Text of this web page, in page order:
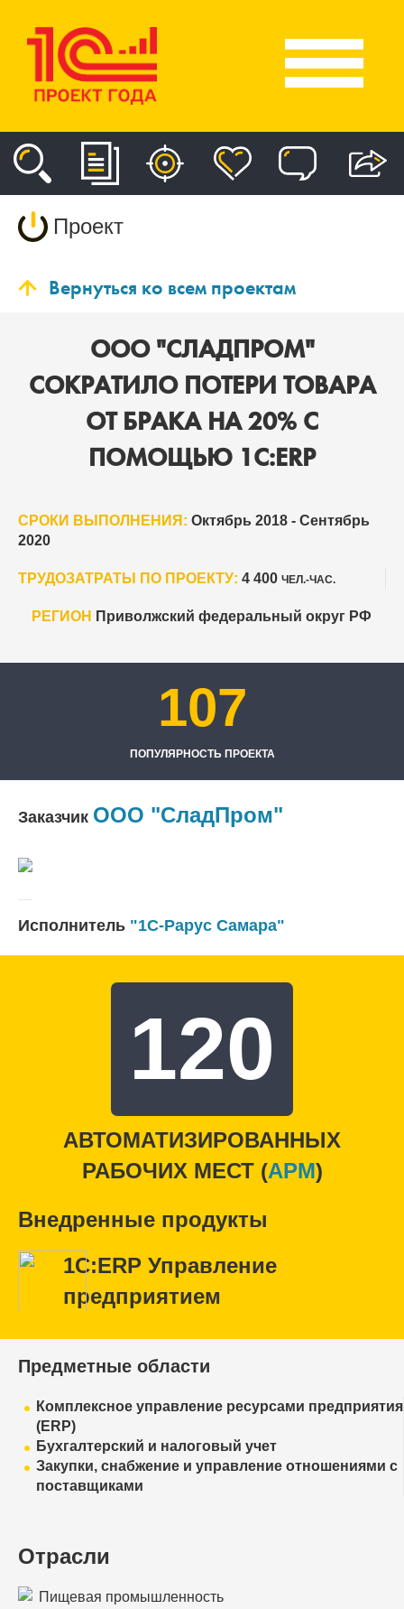
Проект
Вернуться ко всем проектам
ООО "СЛАДПРОМ"
СОКРАТИЛО ПОТЕРИ ТОВАРА
ОТ БРАКА НА 20% С
ПОМОЩЬЮ 1С:ERP
СРОКИ ВЫПОЛНЕНИЯ: Октябрь 2018 - Сентябрь
2020
ТРУДОЗАТРАТЫ ПО ПРОЕКТУ: 4 400 ЧЕЛ.-ЧАС.
РЕГИОН Приволжский федеральный округ РФ
107
ПОПУЛЯРНОСТЬ ПРОЕКТА
Заказчик ООО "СладПром"
Исполнитель "1С-Рарус Самара"
120
АВТОМАТИЗИРОВАННЫХ
РАБОЧИХ МЕСТ (APM)
Внедренные продукты
1С:ERP Управление
предприятием
Предметные области
Комплексное управление ресурсами предприятия
(ERP)
Бухгалтерский и налоговый учет
Закупки, снабжение и управление отношениями с
поставщиками
Отрасли
Пищевая промышленность